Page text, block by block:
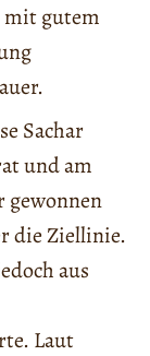
mit gutem
Sachar
und am
gewonnen
die Ziellinie.
aus
Laut